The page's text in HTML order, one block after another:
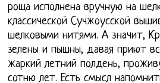
роща исполнена вручную на
классической Сучжоусской
шелковыми нитями. А значит,
зелены и пышны, давая приют
жаркий летний полдень,
сотню лет. Есть смысл